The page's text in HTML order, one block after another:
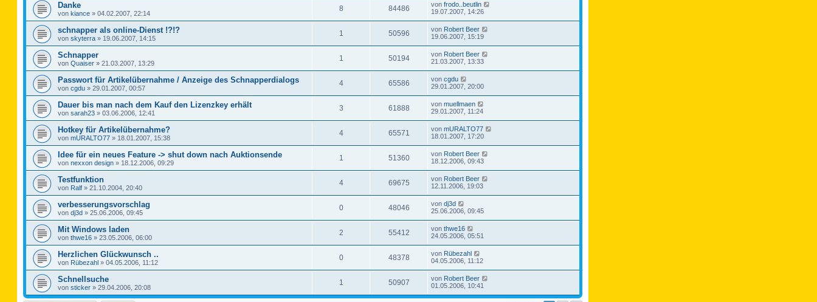
Danke
von kiance » 04.02.2007, 22:14
8 84486 von frodo..beutlin
19.07.2007, 14:26
schnapper als online-Dienst !?!?
von skyterra » 19.06.2007, 14:15
1 50596 von Robert Beer
19.06.2007, 15:19
Schnapper
von Quaiser » 21.03.2007, 13:29
1 50194 von Robert Beer
21.03.2007, 13:33
Passwort für Artikelübernahme / Anzeige des Schnapperdialogs
von cgdu » 29.01.2007, 00:57
4 65586 von cgdu
29.01.2007, 20:00
Dauer bis man nach dem Kauf den Lizenzkey erhält
von sarah23 » 03.06.2006, 12:41
3 61888 von muellmaen
29.01.2007, 11:24
Hotkey für Artikelübernahme?
von mURALTO77 » 18.01.2007, 15:38
4 65571 von mURALTO77
18.01.2007, 17:20
Idee für ein neues Feature -> shut down nach Auktionsende
von nexxon design » 18.12.2006, 09:29
1 51360 von Robert Beer
18.12.2006, 09:43
Testfunktion
von Ralf » 21.10.2004, 20:40
4 69675 von Robert Beer
12.11.2006, 19:03
verbesserungsvorschlag
von dj3d » 25.06.2006, 09:45
0 48046 von dj3d
25.06.2006, 09:45
Mit Windows laden
von thwe16 » 23.05.2006, 06:00
2 55412 von thwe16
24.05.2006, 05:51
Herzlichen Glückwunsch ..
von Rübezahl » 04.05.2006, 11:12
0 48378 von Rübezahl
04.05.2006, 11:12
Schnellsuche
von sticker » 29.04.2006, 20:08
1 50907 von Robert Beer
01.05.2006, 10:41